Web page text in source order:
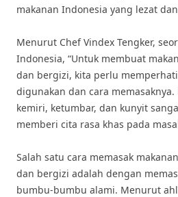
makanan Indonesia yang lezat
Menurut Chef Vindex Tengker,
Indonesia, “Untuk membuat
dan bergizi, kita perlu
digunakan dan cara
kemiri, ketumbar, dan kunyit
memberi cita rasa khas pada
Salah satu cara memasak
dan bergizi adalah dengan
bumbu-bumbu alami. Menurut